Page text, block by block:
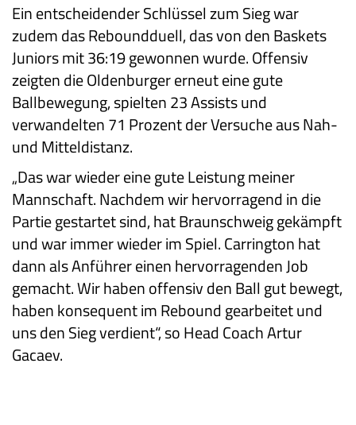
Ein entscheidender Schlüssel zum Sieg war
zudem das Reboundduell, das von den Baskets
Juniors mit 36:19 gewonnen wurde. Offensiv
zeigten die Oldenburger erneut eine gute
Ballbewegung, spielten 23 Assists und
verwandelten 71 Prozent der Versuche aus Nah-
und Mitteldistanz.
„Das war wieder eine gute Leistung meiner
Mannschaft. Nachdem wir hervorragend in die
Partie gestartet sind, hat Braunschweig gekämpft
und war immer wieder im Spiel. Carrington hat
dann als Anführer einen hervorragenden Job
gemacht. Wir haben offensiv den Ball gut bewegt,
haben konsequent im Rebound gearbeitet und
uns den Sieg verdient“, so Head Coach Artur
Gacaev.